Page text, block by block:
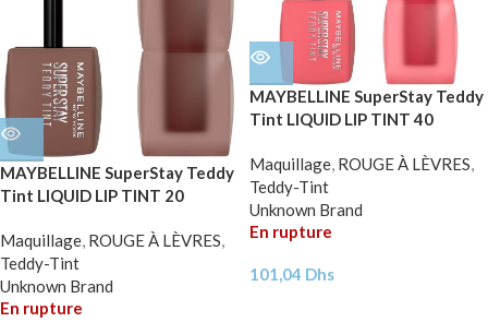
MAYBELLINE SuperStay Teddy
Tint LIQUID LIP TINT 20
Maquillage, ROUGE À LÈVRES,
Teddy-Tint
Unknown Brand
En rupture
MAYBELLINE SuperStay Teddy
Tint LIQUID LIP TINT 40
Maquillage, ROUGE À LÈVRES,
Teddy-Tint
Unknown Brand
En rupture
101,04 Dhs